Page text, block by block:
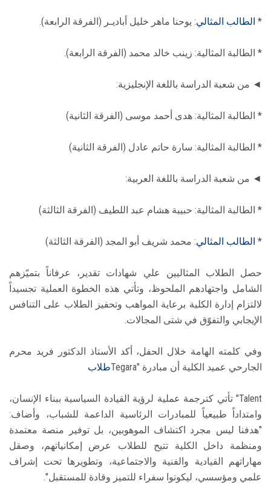
* الطالب المثالي: يوحنا ماهر خليل أباديـر (الفرقة الرابعة).
* الطالبة المثالية: زينب خالد محمد (الفرقة الرابعة).
◄ من شعبة الدراسة باللغة الإنجليزية:
* الطالبة المثالية: هدى أحمد موسى (الفرقة الثانية)
* الطالبة المثالية: سارة حاتم عادل (الفرقة الثانية)
◄ من شعبة الدراسة باللغة العربية:
* الطالبة المثالية: حبيبة هشام عبد اللطيف (الفرقة الثالثة)
* الطالب المثالي: محمد شريف أبو المجد (الفرقة الثالثة)
حصل الطلاب المثاليين علي شهادات تقدير، عرفاناً بتميّزهم
الشامل واجتهادهم الملحوظ، وتأتي هذه الخطوة العملية تجسيداً
لالتزام إدارة الكلية برعاية المواهب وتحفيز الطلاب على التنافس
الإيجابي والتفوّق في شتى المجالات.
وفي كلمته الهامة خلال الحفل، أكد الأستاذ الدكتور فريد محرم
الجارحي عميد الكلية أن مبادرة "Tegara
طلاب
Talent" تأتي كترجمة عملية لرؤية القيادة السياسية ببناء الإنسان،
وامتداداً طبيعياً للمبادرات الرئاسية الداعمة للشباب، وأضاف:
"هدفنا ليس مجرد اكتشاف الموهوبين، بل توفير منصة معتمدة
ومنظمة داخل الكلية تتيح للطلاب عرض إمكانياتهم، وصقل
مهاراتهم القيادية والفنية والاجتماعية، وتطويرها تحت إشراف
علمي ومؤسسي، ليكونوا سفراء للتميز وقادة للمستقبل".